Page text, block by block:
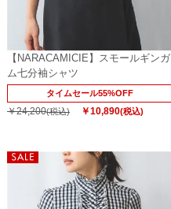
【NARACAMICIE】スモールギンガ
ム七分袖シャツ
タイムセール55%OFF
￥24,200(税込) ￥10,890(税込)